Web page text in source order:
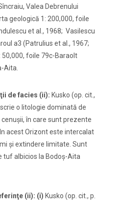
Valea Debrenului
geologică 1: 200,000, foile
et al., 1968; Vasilescu
a3 (Patrulius et al., 1967;
50,000, foile 79c-Baraolt
Aita.
de facies (ii): Kusko (op. cit.,
o litologie dominată de
în care sunt prezente
acest Orizont este intercalat
şi extindere limitate. Sunt
tuf albicios la Bodoş-Aita
(ii): (i) Kusko (op. cit., p.